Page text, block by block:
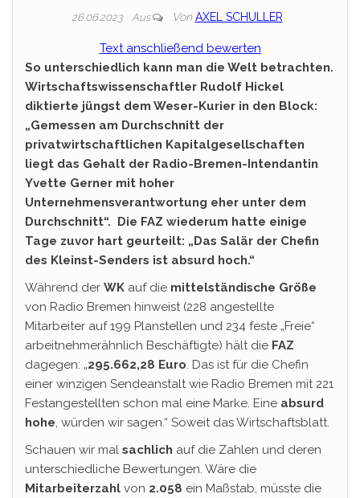
26.06.2023 Aus Von AXEL SCHULLER
Text anschließend bewerten
So unterschiedlich kann man die Welt betrachten.
Wirtschaftswissenschaftler Rudolf Hickel
diktierte jüngst dem Weser-Kurier in den Block:
„Gemessen am Durchschnitt der
privatwirtschaftlichen Kapitalgesellschaften
liegt das Gehalt der Radio-Bremen-Intendantin
Yvette Gerner mit hoher
Unternehmensverantwortung eher unter dem
Durchschnitt“. Die FAZ wiederum hatte einige
Tage zuvor hart geurteilt: „Das Salär der Chefin
des Kleinst-Senders ist absurd hoch.“
Während der WK auf die mittelständische Größe
von Radio Bremen hinweist (228 angestellte
Mitarbeiter auf 199 Planstellen und 234 feste „Freie“
arbeitnehmerähnlich Beschäftigte) hält die FAZ
dagegen: „295.662,28 Euro. Das ist für die Chefin
einer winzigen Sendeanstalt wie Radio Bremen mit 221
Festangestellten schon mal eine Marke. Eine absurd
hohe, würden wir sagen.“ Soweit das Wirtschaftsblatt.
Schauen wir mal sachlich auf die Zahlen und deren
unterschiedliche Bewertungen. Wäre die
Mitarbeiterzahl von 2.058 ein Maßstab, müsste die